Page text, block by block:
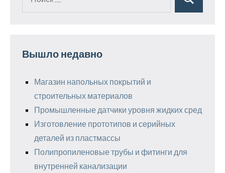
Поиск
Вышло недавно
Магазин напольных покрытий и
строительных материалов
Промышленные датчики уровня жидких сред
Изготовление прототипов и серийных
деталей из пластмассы
Полипропиленовые трубы и фитинги для
внутренней канализации